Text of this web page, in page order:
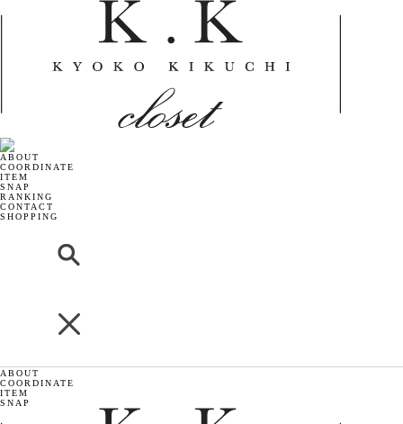
ABOUT
COORDINATE
ITEM
SNAP
RANKING
CONTACT
SHOPPING
ABOUT
COORDINATE
ITEM
SNAP